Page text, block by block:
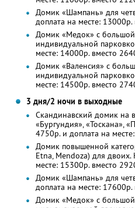
Домик «Шампань» для
доплата на месте:
Домик «Медок» с
индивидуальной
месте: 14000р. вместо
Домик «Валенсия» с
индивидуальной
месте: 14500р. вместо
3 дня/2 ночи в выходные
Скандинавский домик на
«Бургундия», «Тоскана»,
4750р. и доплата на
Домик повышенной
Etna, Mendoza) для
месте: 15300р. вместо
Домик «Шампань» для
доплата на месте:
Домик «Медок» с